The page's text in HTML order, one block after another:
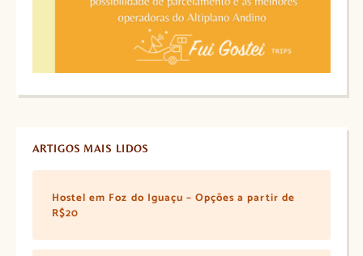
ARTIGOS MAIS LIDOS
Hostel em Foz do Iguaçu – Opções a partir de
R$20